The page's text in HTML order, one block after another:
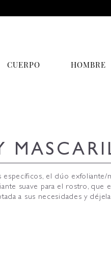
CUERPO HOMBRE
el dúo
suave para el rostro, que
a sus necesidades y